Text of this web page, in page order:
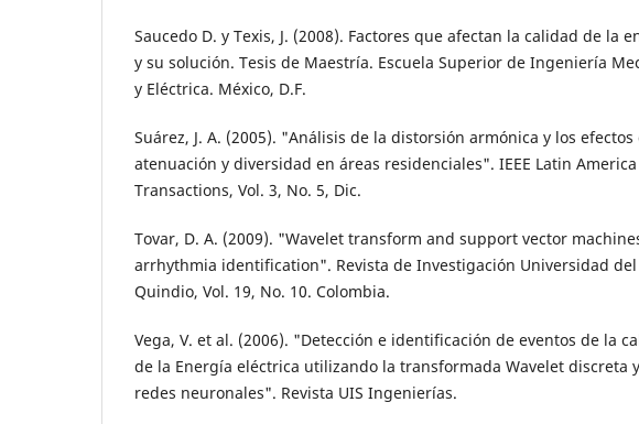
Saucedo D. y Texis, J. (2008). Factores que afectan la calidad de la
y su solución. Tesis de Maestría. Escuela Superior de Ingeniería
y Eléctrica. México, D.F.
Suárez, J. A. (2005). "Análisis de la distorsión armónica y los efectos
atenuación y diversidad en áreas residenciales". IEEE Latin America
Transactions, Vol. 3, No. 5, Dic.
Tovar, D. A. (2009). "Wavelet transform and support vector
arrhythmia identification". Revista de Investigación Universidad del
Quindio, Vol. 19, No. 10. Colombia.
Vega, V. et al. (2006). "Detección e identificación de eventos de la
de la Energía eléctrica utilizando la transformada Wavelet discreta y
redes neuronales". Revista UIS Ingenierías.